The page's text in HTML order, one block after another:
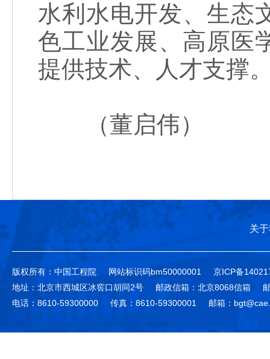
水利水电开发、生态
色工业发展、高原医
提供技术、人才支撑
（董启伟）
关
版权所有：中国工程院 网站标识码bm50000001
京ICP备
地址：北京市西城区冰窖口胡同2号
邮政信箱：北京8068信箱
电话：8610-59300000
传真：8610-59300001 邮箱：